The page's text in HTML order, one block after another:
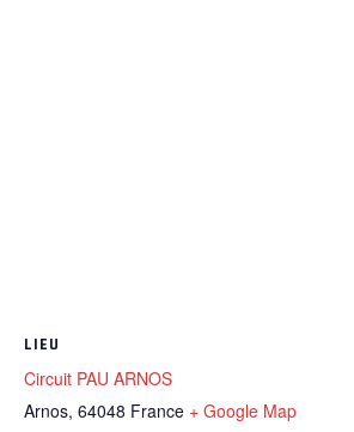
LIEU
Circuit PAU ARNOS
Arnos, 64048 France + Google Map